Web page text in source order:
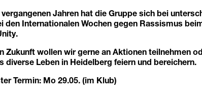
vergangenen Jahren hat die Gruppe sich bei
den Internationalen Wochen gegen Rassismus
Zukunft wollen wir gerne an Aktionen teilnehmen
diverse Leben in Heidelberg feiern und bereichern.
Termin: Mo 29.05. (im Klub)